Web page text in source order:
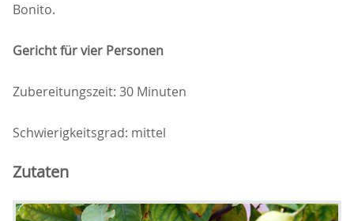
Bonito.
Gericht für vier Personen
Zubereitungszeit: 30 Minuten
Schwierigkeitsgrad: mittel
Zutaten